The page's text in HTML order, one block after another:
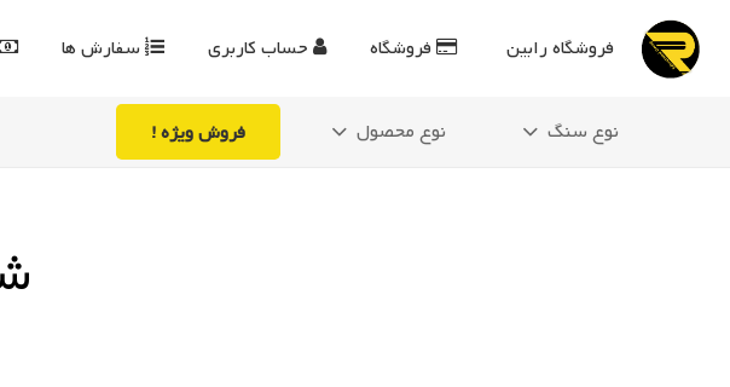
فروشگاه رابین فروشگاه حساب کاربری سفارش ها
نوع سنگ نوع محصول فروش ویژه !